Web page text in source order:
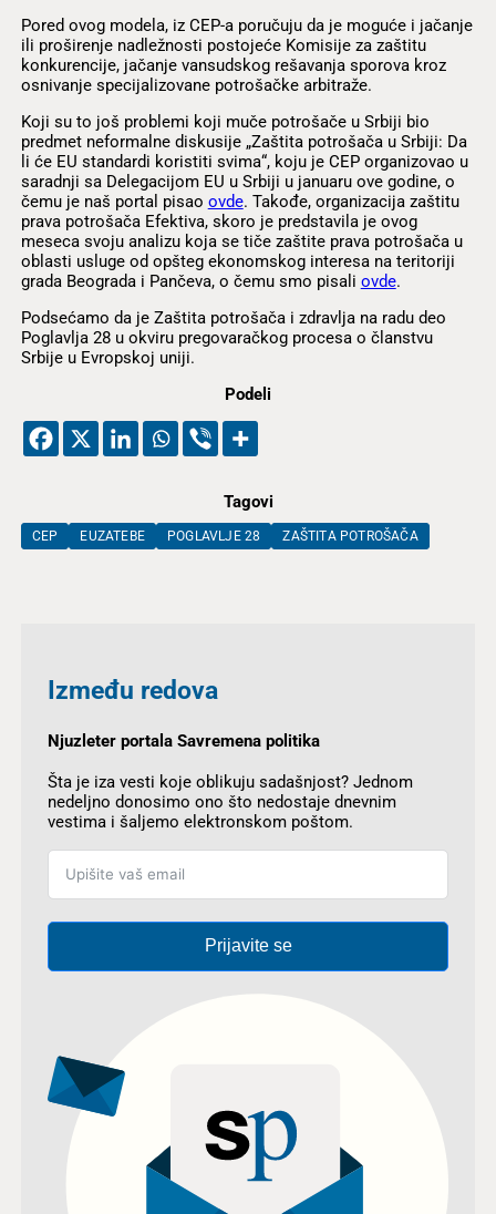
Pored ovog modela, iz CEP-a poručuju da je moguće i jačanje
ili proširenje nadležnosti postojeće Komisije za zaštitu
konkurencije, jačanje vansudskog rešavanja sporova kroz
osnivanje specijalizovane potrošačke arbitraže.
Koji su to još problemi koji muče potrošače u Srbiji bio
predmet neformalne diskusije „Zaštita potrošača u Srbiji: Da
li će EU standardi koristiti svima“, koju je CEP organizovao u
saradnji sa Delegacijom EU u Srbiji u januaru ove godine, o
čemu je naš portal pisao ovde. Takođe, organizacija zaštitu
prava potrošača Efektiva, skoro je predstavila je ovog
meseca svoju analizu koja se tiče zaštite prava potrošača u
oblasti usluge od opšteg ekonomskog interesa na teritoriji
grada Beograda i Pančeva, o čemu smo pisali ovde.
Podsećamo da je Zaštita potrošača i zdravlja na radu deo
Poglavlja 28 u okviru pregovaračkog procesa o članstvu
Srbije u Evropskoj uniji.
Podeli
Tagovi
CEP EUZATEBE POGLAVLJE 28 ZAŠTITA POTROŠAČA
Između redova
Njuzleter portala Savremena politika
Šta je iza vesti koje oblikuju sadašnjost? Jednom
nedeljno donosimo ono što nedostaje dnevnim
vestima i šaljemo elektronskom poštom.
Prijavite se